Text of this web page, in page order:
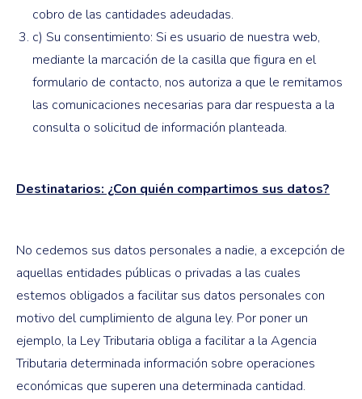
cobro de las cantidades adeudadas.
c) Su consentimiento: Si es usuario de nuestra web,
mediante la marcación de la casilla que figura en el
formulario de contacto, nos autoriza a que le remitamos
las comunicaciones necesarias para dar respuesta a la
consulta o solicitud de información planteada.
Destinatarios: ¿Con quién compartimos sus datos?
No cedemos sus datos personales a nadie, a excepción de
aquellas entidades públicas o privadas a las cuales
estemos obligados a facilitar sus datos personales con
motivo del cumplimiento de alguna ley. Por poner un
ejemplo, la Ley Tributaria obliga a facilitar a la Agencia
Tributaria determinada información sobre operaciones
económicas que superen una determinada cantidad.